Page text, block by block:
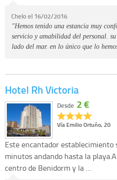
Chelo el 16/02/2016
"Hemos tenido una estancia muy
servicio y amabilidad del personal.
lado del mar. en lo único que lo
Hotel Rh Victoria
Vía Emilio Ortuño, 20
Desde 2 €
Este encantador establecimiento
minutos andando hasta la
centro de Benidorm y la …